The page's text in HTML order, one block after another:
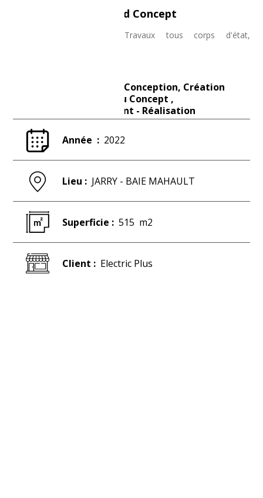
Intervention de Trend Concept
Conception, Réalisation, Travaux tous corps d'état,
Rénovation , Conception, Création
d'un Nouveau Concept ,
Aménagement - Réalisation
Année : 2022
Lieu : JARRY - BAIE MAHAULT
Superficie : 515 m2
Client : Electric Plus